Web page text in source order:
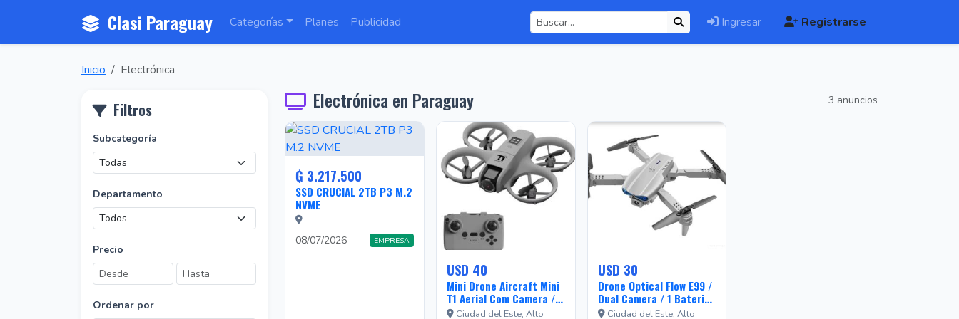
Clasi Paraguay Categorías Planes Publicidad Ingresar Registrarse
Inicio Electrónica
Filtros
Subcategoría
Departamento
Precio
Ordenar por
Electrónica en Paraguay 3 anuncios
₲ 3.217.500
SSD CRUCIAL 2TB P3 M.2
NVME
08/07/2026 EMPRESA
USD 40
Mini Drone Aircraft Mini
T1 Aerial Com Camera /
Controle Remoto / App
Ciudad del Este, Alto
USD 30
Drone Optical Flow E99 /
Dual Camera / 1 Bateria
/ Recarregavel - Cinza
Ciudad del Este, Alto